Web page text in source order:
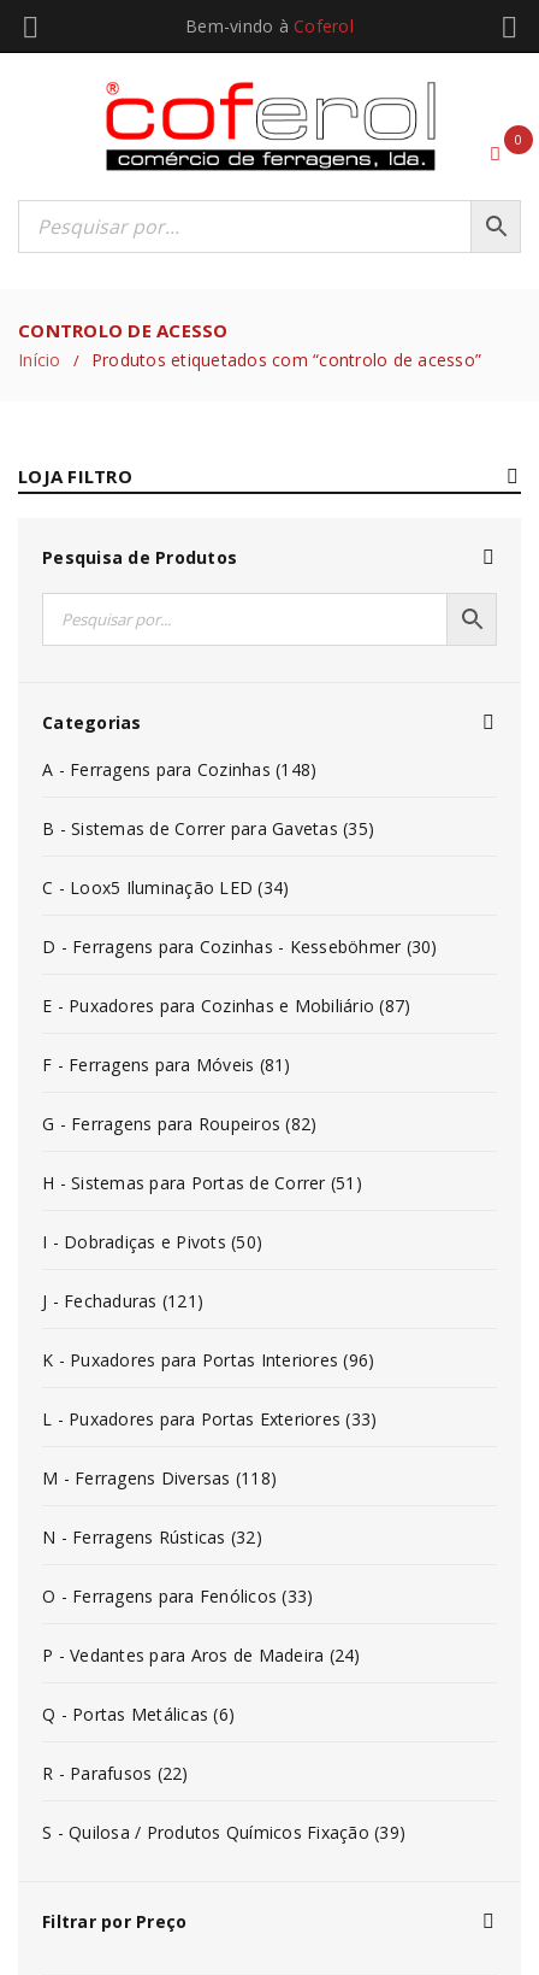
Bem-vindo à Coferol
0
CONTROLO DE ACESSO
Início / Produtos etiquetados com “controlo de acesso”
LOJA FILTRO
Pesquisa de Produtos
Categorias
A - Ferragens para Cozinhas (148)
B - Sistemas de Correr para Gavetas (35)
C - Loox5 Iluminação LED (34)
D - Ferragens para Cozinhas - Kesseböhmer (30)
E - Puxadores para Cozinhas e Mobiliário (87)
F - Ferragens para Móveis (81)
G - Ferragens para Roupeiros (82)
H - Sistemas para Portas de Correr (51)
I - Dobradiças e Pivots (50)
J - Fechaduras (121)
K - Puxadores para Portas Interiores (96)
L - Puxadores para Portas Exteriores (33)
M - Ferragens Diversas (118)
N - Ferragens Rústicas (32)
O - Ferragens para Fenólicos (33)
P - Vedantes para Aros de Madeira (24)
Q - Portas Metálicas (6)
R - Parafusos (22)
S - Quilosa / Produtos Químicos Fixação (39)
Filtrar por Preço